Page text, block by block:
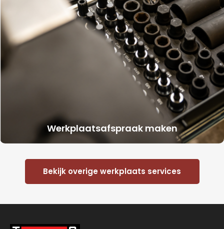
Werkplaatsafspraak maken
Bekijk overige werkplaats services